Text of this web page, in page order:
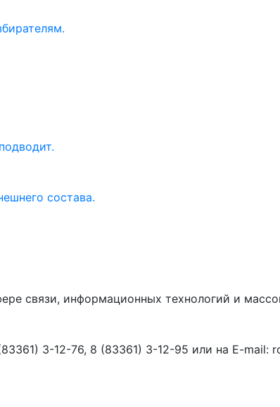
состава.
связи, информационных технологий и
3-12-76, 8 (83361) 3-12-95 или на E-mail: